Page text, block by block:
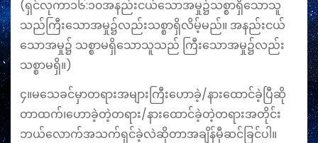
(ရှင်လုကာ၁၆:၁၀အနည်းငယ်သောအမှု၌သစ္စာရှိသောသူ
သည်ကြီးသောအမှု၌လည်းသစ္စာရှိလိမ့်မည်။ အနည်းငယ်
သောအမှု၌ သစ္စာမရှိသောသူသည် ကြီးသောအမှု၌လည်း
သစ္စာမရှိ။)
၄။မသေခင်မှာတရားအများကြီးဟောခဲ့/နားထောင်ခဲ့ပြီဆို
တာထက်၊ဟောခဲ့တဲ့တရား/နားထောင်ခဲ့တဲ့တရားအတိုင်း
ဘယ်လောက်အသက်ရှင်ခဲ့လဲဆိုတာအချိန်မှီဆင်ခြင်ပါ။